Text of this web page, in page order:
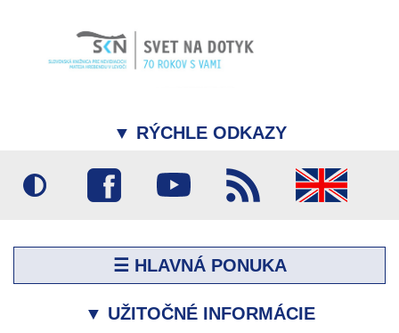
▼ RÝCHLE ODKAZY
☰ HLAVNÁ PONUKA
▼ UŽITOČNÉ INFORMÁCIE